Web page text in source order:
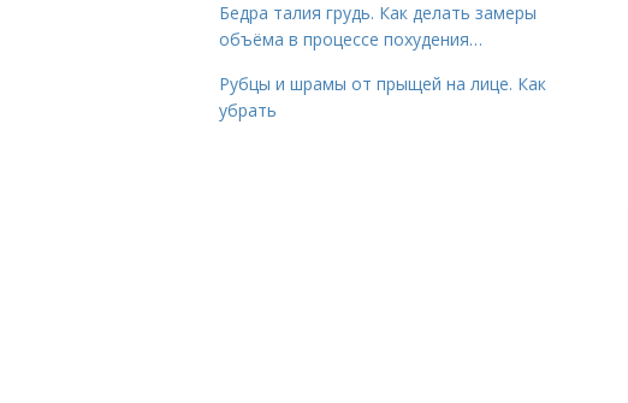
Бедра талия грудь. Как делать замеры
объёма в процессе похудения…
Рубцы и шрамы от прыщей на лице. Как
убрать